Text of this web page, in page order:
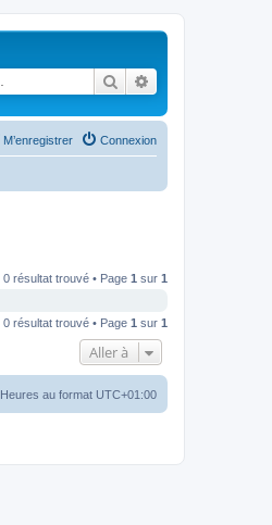
Rechercher
Connexion
M’enregistrer
0 résultat trouvé • Page 1 sur 1
0 résultat trouvé • Page 1 sur 1
Aller à
Heures au format UTC+01:00